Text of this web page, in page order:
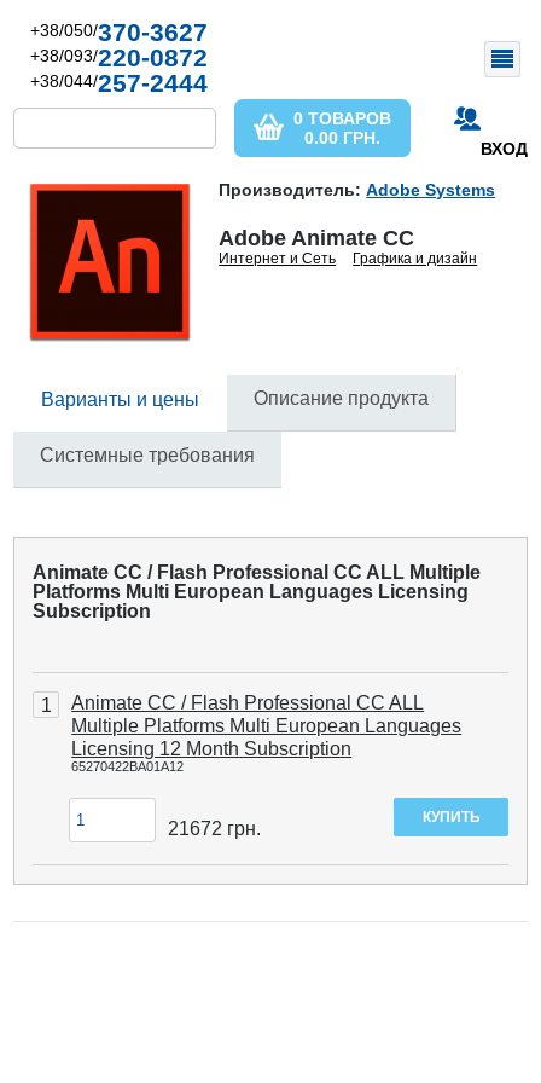
+38/050/370-3627
+38/093/220-0872
+38/044/257-2444
ВХОД
0 ТОВАРОВ
0.00 ГРН.
Производитель:Adobe Systems
Adobe Animate CC
Интернет и Сеть Графика и дизайн
Варианты и цены Описание продукта
Системные требования
Animate CC / Flash Professional CC ALL Multiple
Platforms Multi European Languages Licensing
Subscription
1
Animate CC / Flash Professional CC ALL
Multiple Platforms Multi European Languages
Licensing 12 Month Subscription
65270422BA01A12
21672 грн.